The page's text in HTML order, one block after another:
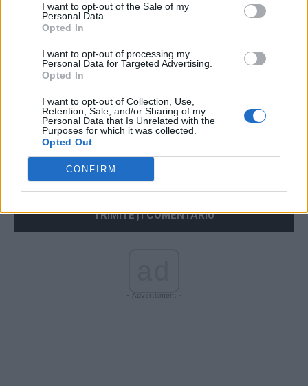
I want to opt-out of the Sale of my
Personal Data.
Opted In
I want to opt-out of processing my
Personal Data for Targeted Advertising.
Opted In
I want to opt-out of Collection, Use,
Retention, Sale, and/or Sharing of my
Personal Data that Is Unrelated with the
Purposes for which it was collected.
Opted Out
CONFIRM
Comentariu:
Salvați numele meu, adresa de e-mail și site-ul web în
acest browser pentru data viitoare i comentariu.
- Advertisment -